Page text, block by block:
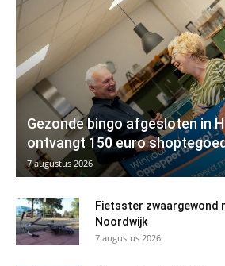
Gezonde bingo afgesloten in
ontvangt 150 euro
7 augustus 2026
Fietsster zwaargewond
Noordwijk
7 augustus 2026